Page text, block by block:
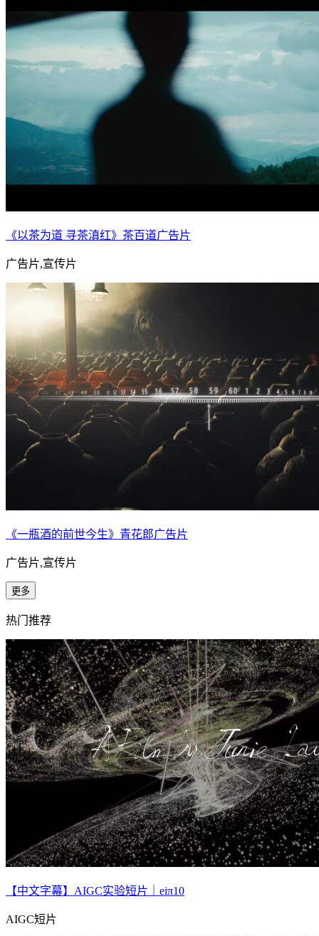
《以茶为道 寻茶滇红》茶百道广告片
广告片,宣传片
《一瓶酒的前世今生》青花郎广告片
广告片,宣传片
更多
热门推荐
【中文字幕】AIGC实验短片｜eiπ10
AIGC短片